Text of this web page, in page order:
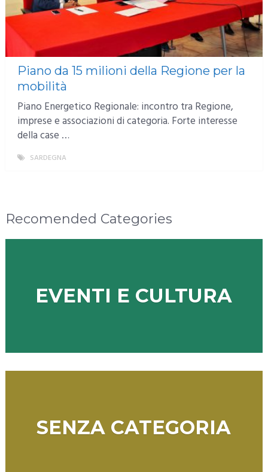
Piano da 15 milioni della Regione per la
mobilità
Piano Energetico Regionale: incontro tra Regione,
imprese e associazioni di categoria. Forte interesse
della case …
SARDEGNA
Recomended Categories
EVENTI E CULTURA
SENZA CATEGORIA